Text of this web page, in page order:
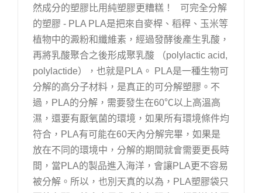
然成分的塑膠比用純塑膠更糟糕！ 可完全分解
的塑膠 - PLA PLA是把來自麥桿、稻稈、玉米等
植物中的澱粉和纖維素，經過發酵後產生乳酸，
再將乳酸聚合之後形成聚乳酸 （polylactic acid,
polylactide），也就是PLA。 PLA是一種生物可
分解的高分子材料，是真正的可分解塑膠。不
過，PLA的分解，需要發生在60℃以上高溫高
濕，還要有厭氧菌的環境，如果所有環境條件均
符合，PLA有可能在60天內分解完畢，如果是
放在不同的環境中，分解的期間就會需要更長時
間，當PLA的製品進入海洋，會讓PLA更不容易
被分解。所以，也別天真的以為，PLA塑膠袋只